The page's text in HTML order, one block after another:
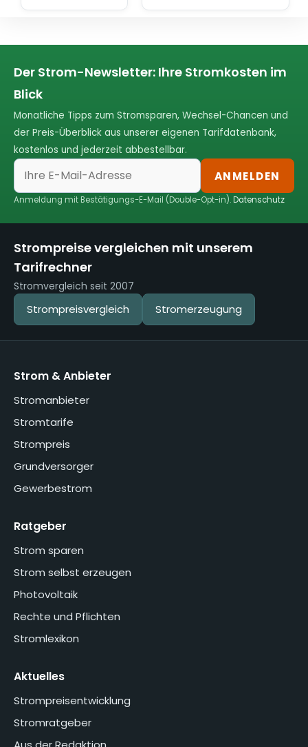
Der Strom-Newsletter: Ihre Stromkosten im
Blick
Monatliche Tipps zum Stromsparen, Wechsel-Chancen und
der Preis-Überblick aus unserer eigenen Tarifdatenbank,
kostenlos und jederzeit abbestellbar.
ANMELDEN
Anmeldung mit Bestätigungs-E-Mail (Double-Opt-in).Datenschutz
Strompreise vergleichen mit unserem
Tarifrechner
Stromvergleich seit 2007
Strompreisvergleich Stromerzeugung
Strom & Anbieter
Stromanbieter
Stromtarife
Strompreis
Grundversorger
Gewerbestrom
Ratgeber
Strom sparen
Strom selbst erzeugen
Photovoltaik
Rechte und Pflichten
Stromlexikon
Aktuelles
Strompreisentwicklung
Stromratgeber